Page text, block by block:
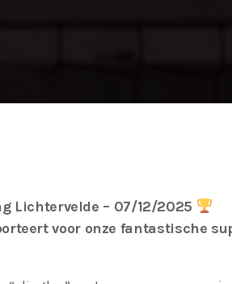
Lichtervelde – 07/12/2025
voor onze fantastische